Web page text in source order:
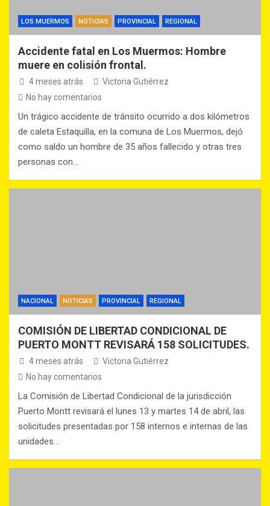
LOS MUERMOS NOTICIAS PROVINCIAL REGIONAL
Accidente fatal en Los Muermos: Hombre
muere en colisión frontal.
4 meses atrás
Victoria Gutiérrez
No hay comentarios
Un trágico accidente de tránsito ocurrido a dos kilómetros
de caleta Estaquilla, en la comuna de Los Muermos, dejó
como saldo un hombre de 35 años fallecido y otras tres
personas con…
NACIONAL NOTICIAS PROVINCIAL REGIONAL
COMISIÓN DE LIBERTAD CONDICIONAL DE
PUERTO MONTT REVISARÁ 158 SOLICITUDES.
4 meses atrás
Victoria Gutiérrez
No hay comentarios
La Comisión de Libertad Condicional de la jurisdicción
Puerto Montt revisará el lunes 13 y martes 14 de abril, las
solicitudes presentadas por 158 internos e internas de las
unidades…